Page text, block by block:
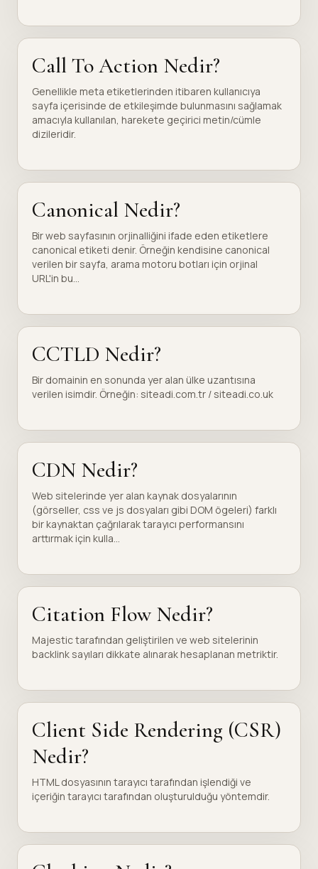
Call To Action Nedir?
Genellikle meta etiketlerinden itibaren kullanıcıya
sayfa içerisinde de etkileşimde bulunmasını sağlamak
amacıyla kullanılan, harekete geçirici metin/cümle
dizileridir.
Canonical Nedir?
Bir web sayfasının orjinalliğini ifade eden etiketlere
canonical etiketi denir. Örneğin kendisine canonical
verilen bir sayfa, arama motoru botları için orjinal
URL'in bu...
CCTLD Nedir?
Bir domainin en sonunda yer alan ülke uzantısına
verilen isimdir. Örneğin: siteadi.com.tr / siteadi.co.uk
CDN Nedir?
Web sitelerinde yer alan kaynak dosyalarının
(görseller, css ve js dosyaları gibi DOM ögeleri) farklı
bir kaynaktan çağrılarak tarayıcı performansını
arttırmak için kulla...
Citation Flow Nedir?
Majestic tarafından geliştirilen ve web sitelerinin
backlink sayıları dikkate alınarak hesaplanan metriktir.
Client Side Rendering (CSR)
Nedir?
HTML dosyasının tarayıcı tarafından işlendiği ve
içeriğin tarayıcı tarafından oluşturulduğu yöntemdir.